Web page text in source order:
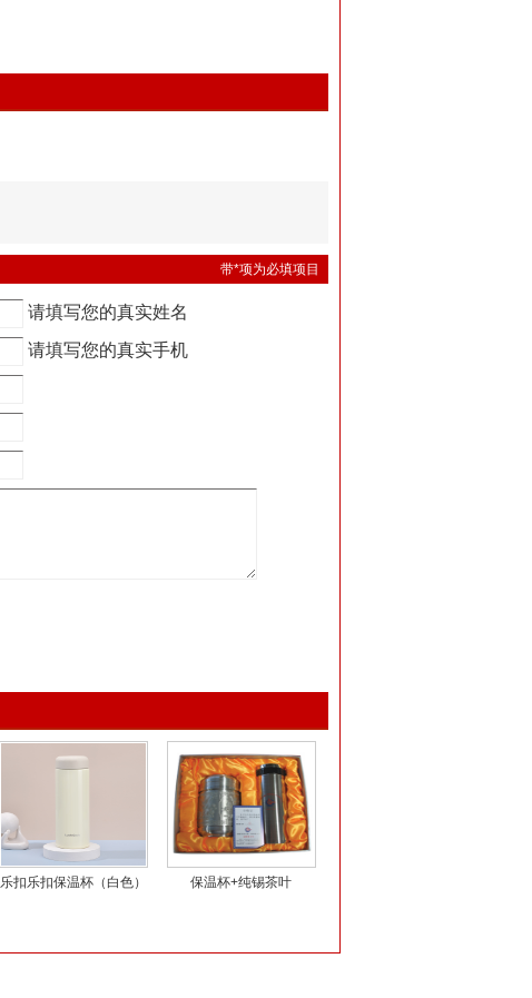
带*项为必填项目
请填写您的真实姓名
请填写您的真实手机
乐扣乐扣保温杯（白色） 保温杯+纯锡茶叶